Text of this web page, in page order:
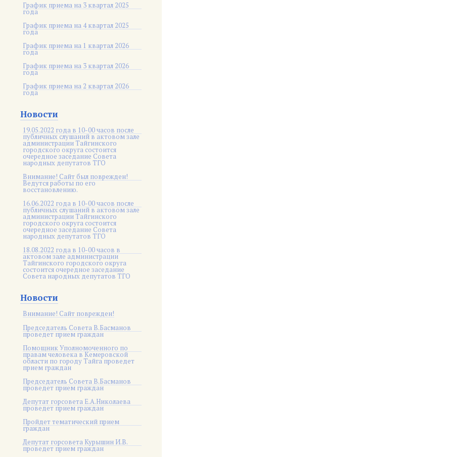
График приема на 3 квартал 2025
года
График приема на 4 квартал 2025
года
График приема на 1 квартал 2026
года
График приема на 3 квартал 2026
года
График приема на 2 квартал 2026
года
Новости
19.05.2022 года в 10-00 часов после
публичных слушаний в актовом зале
администрации Тайгинского
городского округа состоится
очередное заседание Совета
народных депутатов ТГО
Внимание! Сайт был поврежден!
Ведутся работы по его
восстановлению.
16.06.2022 года в 10-00 часов после
публичных слушаний в актовом зале
администрации Тайгинского
городского округа состоится
очередное заседание Совета
народных депутатов ТГО
18.08.2022 года в 10-00 часов в
актовом зале администрации
Тайгинского городского округа
состоится очередное заседание
Совета народных депутатов ТГО
Новости
Внимание! Сайт поврежден!
Председатель Совета В.Басманов
проведет прием граждан
Помощник Уполномоченного по
правам человека в Кемеровской
области по городу Тайга проведет
прием граждан
Председатель Совета В.Басманов
проведет прием граждан
Депутат горсовета Е.А.Николаева
проведет прием граждан
Пройдет тематический прием
граждан
Депутат горсовета Курышин И.В.
проведет прием граждан